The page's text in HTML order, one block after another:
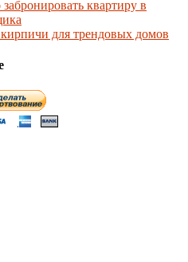
квартиру в
для трендовых домов